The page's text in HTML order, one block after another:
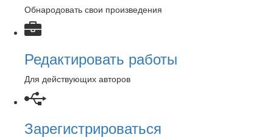
Обнародовать свои произведения
Редактировать работы
Для действующих авторов
Зарегистрироваться